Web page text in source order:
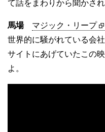
て話をまわりから聞かされ
馬場 マジック・リープ
世界的に騒がれている会
サイトにあげていたこの
よ。